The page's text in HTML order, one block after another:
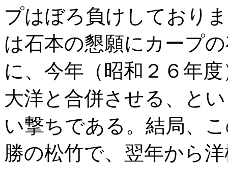
プはぼろ負けしており
は石本の懇願にカープ
に、今年（昭和２６年
大洋と合併させる、と
い撃ちである。結局、
勝の松竹で、翌年から